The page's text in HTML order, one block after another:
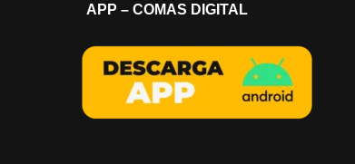
APP – COMAS DIGITAL